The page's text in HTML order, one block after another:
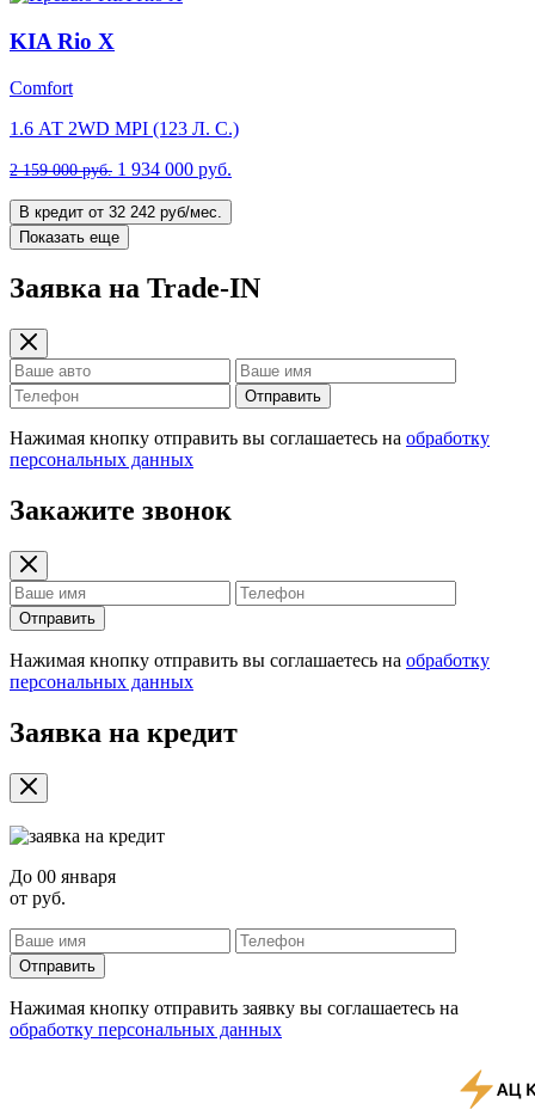
KIA Rio X
Comfort
1.6 АТ 2WD MPI (123 Л. C.)
2 159 000 руб. 1 934 000 руб.
В кредит от 32 242 руб/мес.
Показать еще
Заявка на Trade-IN
Отправить
Нажимая кнопку отправить вы соглашаетесь на обработку
персональных данных
Закажите звонок
Отправить
Нажимая кнопку отправить вы соглашаетесь на обработку
персональных данных
Заявка на кредит
До 00 января
от руб.
Отправить
Нажимая кнопку отправить заявку вы соглашаетесь на
обработку персональных данных